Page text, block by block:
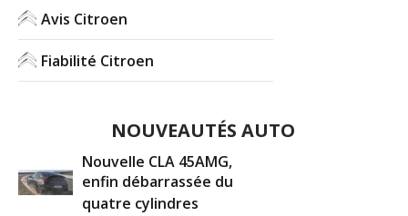
Avis Citroen
Fiabilité Citroen
NOUVEAUTÉS AUTO
Nouvelle CLA 45AMG,
enfin débarrassée du
quatre cylindres